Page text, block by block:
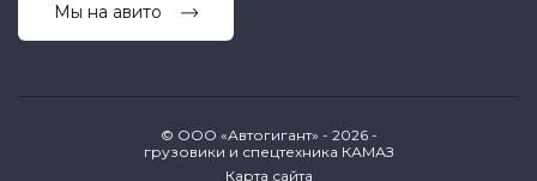
Мы на авито
© ООО «Автогигант» - 2026 -
грузовики и спецтехника КАМАЗ
Карта сайта